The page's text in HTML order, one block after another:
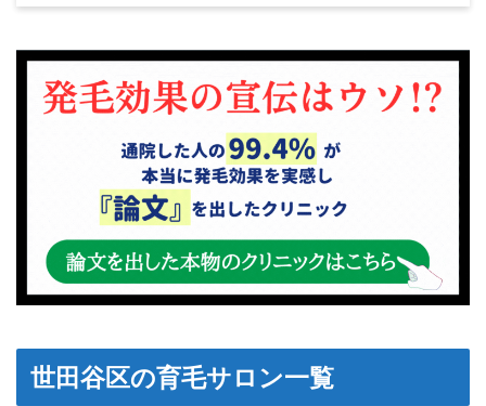
世田谷区の育毛サロン一覧